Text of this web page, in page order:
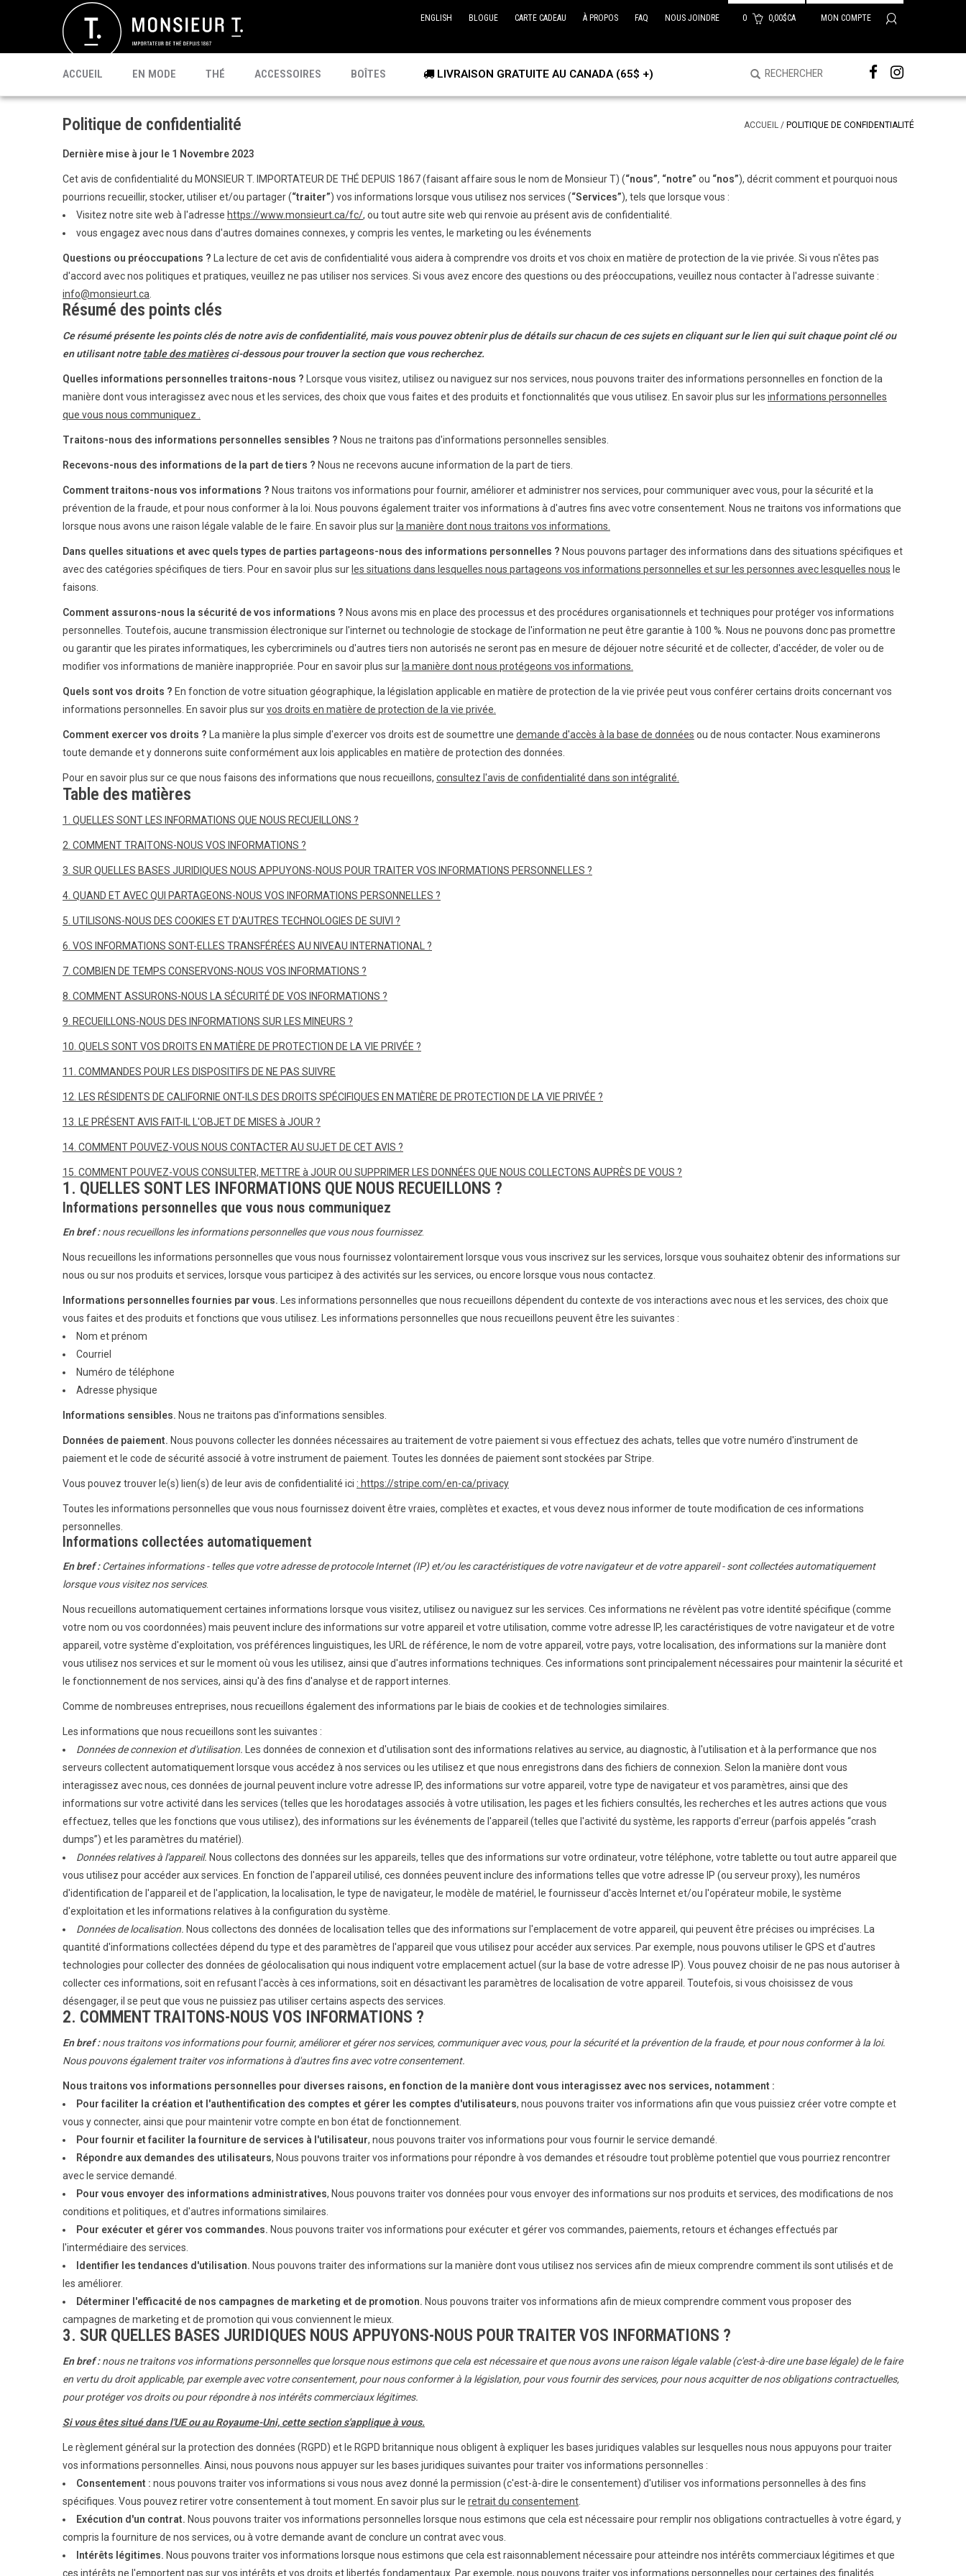
0 0,00$CA MON COMPTE
ENGLISH BLOGUE CARTE CADEAU À PROPOS FAQ NOUS JOINDRE
ACCUEIL EN MODE
CÉLÉBRI T.
PROMO
THÉ
PU'ERH
MATCHA
KOMBUCHA
PRÊT À BOIRE
ACCESSOIRES BOÎTES LIVRAISON GRATUITE AU CANADA (65$ +)
Politique de confidentialité ACCUEIL / POLITIQUE DE CONFIDENTIALITÉ
Dernière mise à jour le 1 Novembre 2023
Cet avis de confidentialité du MONSIEUR T. IMPORTATEUR DE THÉ DEPUIS 1867 (faisant affaire sous le nom de Monsieur T) (“nous”, “notre” ou “nos”), décrit comment et pourquoi nous
pourrions recueillir, stocker, utiliser et/ou partager (“traiter”) vos informations lorsque vous utilisez nos services (“Services”), tels que lorsque vous :
Visitez notre site web à l'adresse https://www.monsieurt.ca/fc/, ou tout autre site web qui renvoie au présent avis de confidentialité.
vous engagez avec nous dans d'autres domaines connexes, y compris les ventes, le marketing ou les événements
Questions ou préoccupations ?
La lecture de cet avis de confidentialité vous aidera à comprendre vos droits et vos choix en matière de protection de la vie privée. Si vous n'êtes pas
d'accord avec nos politiques et pratiques, veuillez ne pas utiliser nos services. Si vous avez encore des questions ou des préoccupations, veuillez nous contacter à l'adresse suivante :
info@monsieurt.ca
Résumé des points clés
Ce résumé présente les points clés de notre avis de confidentialité, mais vous pouvez obtenir plus de détails sur chacun de ces sujets en cliquant sur le lien qui suit chaque point clé ou
en utilisant notretable des matières ci-dessous pour trouver la section que vous recherchez.
Quelles informations personnelles traitons-nous ? Lorsque vous visitez, utilisez ou naviguez sur nos services, nous pouvons traiter des informations personnelles en fonction de la
manière dont vous interagissez avec nous et les services, des choix que vous faites et des produits et fonctionnalités que vous utilisez. En savoir plus sur les informations personnelles
que vous nous communiquez .
Traitons-nous des informations personnelles sensibles ? Nous ne traitons pas d'informations personnelles sensibles.
Recevons-nous des informations de la part de tiers ? Nous ne recevons aucune information de la part de tiers.
Comment traitons-nous vos informations ? Nous traitons vos informations pour fournir, améliorer et administrer nos services, pour communiquer avec vous, pour la sécurité et la
prévention de la fraude, et pour nous conformer à la loi. Nous pouvons également traiter vos informations à d'autres fins avec votre consentement. Nous ne traitons vos informations que
lorsque nous avons une raison légale valable de le faire. En savoir plus sur la manière dont nous traitons vos informations.
Dans quelles situations et avec quels types de parties partageons-nous des informations personnelles ? Nous pouvons partager des informations dans des situations spécifiques et
avec des catégories spécifiques de tiers. Pour en savoir plus sur les situations dans lesquelles nous partageons vos informations personnelles et sur les personnes avec lesquelles nous le
faisons.
Comment assurons-nous la sécurité de vos informations ? Nous avons mis en place des processus et des procédures organisationnels et techniques pour protéger vos informations
personnelles. Toutefois, aucune transmission électronique sur l'internet ou technologie de stockage de l'information ne peut être garantie à 100 %. Nous ne pouvons donc pas promettre
ou garantir que les pirates informatiques, les cybercriminels ou d'autres tiers non autorisés ne seront pas en mesure de déjouer notre sécurité et de collecter, d'accéder, de voler ou de
modifier vos informations de manière inappropriée. Pour en savoir plus sur la manière dont nous protégeons vos informations.
Quels sont vos droits ? En fonction de votre situation géographique, la législation applicable en matière de protection de la vie privée peut vous conférer certains droits concernant vos
informations personnelles. En savoir plus survos droits en matière de protection de la vie privée.
Comment exercer vos droits ? La manière la plus simple d'exercer vos droits est de soumettre une demande d'accès à la base de données ou de nous contacter. Nous examinerons
toute demande et y donnerons suite conformément aux lois applicables en matière de protection des données.
Pour en savoir plus sur ce que nous faisons des informations que nous recueillons, consultez l'avis de confidentialité dans son intégralité.
Table des matières
1. QUELLES SONT LES INFORMATIONS QUE NOUS RECUEILLONS ?
2. COMMENT TRAITONS-NOUS VOS INFORMATIONS ?
3. SUR QUELLES BASES JURIDIQUES NOUS APPUYONS-NOUS POUR TRAITER VOS INFORMATIONS PERSONNELLES ?
4. QUAND ET AVEC QUI PARTAGEONS-NOUS VOS INFORMATIONS PERSONNELLES ?
5. UTILISONS-NOUS DES COOKIES ET D'AUTRES TECHNOLOGIES DE SUIVI ?
6. VOS INFORMATIONS SONT-ELLES TRANSFÉRÉES AU NIVEAU INTERNATIONAL ?
7. COMBIEN DE TEMPS CONSERVONS-NOUS VOS INFORMATIONS ?
8. COMMENT ASSURONS-NOUS LA SÉCURITÉ DE VOS INFORMATIONS ?
9. RECUEILLONS-NOUS DES INFORMATIONS SUR LES MINEURS ?
10. QUELS SONT VOS DROITS EN MATIÈRE DE PROTECTION DE LA VIE PRIVÉE ?
11. COMMANDES POUR LES DISPOSITIFS DE NE PAS SUIVRE
12. LES RÉSIDENTS DE CALIFORNIE ONT-ILS DES DROITS SPÉCIFIQUES EN MATIÈRE DE PROTECTION DE LA VIE PRIVÉE ?
13. LE PRÉSENT AVIS FAIT-IL L'OBJET DE MISES à JOUR ?
14. COMMENT POUVEZ-VOUS NOUS CONTACTER AU SUJET DE CET AVIS ?
15. COMMENT POUVEZ-VOUS CONSULTER, METTRE à JOUR OU SUPPRIMER LES DONNÉES QUE NOUS COLLECTONS AUPRÈS DE VOUS ?
1. QUELLES SONT LES INFORMATIONS QUE NOUS RECUEILLONS ?
Informations personnelles que vous nous communiquez
En bref : nous recueillons les informations personnelles que vous nous fournissez.
Nous recueillons les informations personnelles que vous nous fournissez volontairement lorsque vous vous inscrivez sur les services, lorsque vous souhaitez obtenir des informations sur
nous ou sur nos produits et services, lorsque vous participez à des activités sur les services, ou encore lorsque vous nous contactez.
Informations personnelles fournies par vous. Les informations personnelles que nous recueillons dépendent du contexte de vos interactions avec nous et les services, des choix que
vous faites et des produits et fonctions que vous utilisez. Les informations personnelles que nous recueillons peuvent être les suivantes :
Nom et prénom
Courriel
Numéro de téléphone
Adresse physique
Informations sensibles. Nous ne traitons pas d'informations sensibles.
Données de paiement. Nous pouvons collecter les données nécessaires au traitement de votre paiement si vous effectuez des achats, telles que votre numéro d'instrument de
paiement et le code de sécurité associé à votre instrument de paiement. Toutes les données de paiement sont stockées par Stripe.
Vous pouvez trouver le(s) lien(s) de leur avis de confidentialité ici : https://stripe.com/en-ca/privacy
Toutes les informations personnelles que vous nous fournissez doivent être vraies, complètes et exactes, et vous devez nous informer de toute modification de ces informations
personnelles.
Informations collectées automatiquement
En bref : Certaines informations - telles que votre adresse de protocole Internet (IP) et/ou les caractéristiques de votre navigateur et de votre appareil - sont collectées automatiquement
lorsque vous visitez nos services.
Nous recueillons automatiquement certaines informations lorsque vous visitez, utilisez ou naviguez sur les services. Ces informations ne révèlent pas votre identité spécifique (comme
votre nom ou vos coordonnées) mais peuvent inclure des informations sur votre appareil et votre utilisation, comme votre adresse IP, les caractéristiques de votre navigateur et de votre
appareil, votre système d'exploitation, vos préférences linguistiques, les URL de référence, le nom de votre appareil, votre pays, votre localisation, des informations sur la manière dont
vous utilisez nos services et sur le moment où vous les utilisez, ainsi que d'autres informations techniques. Ces informations sont principalement nécessaires pour maintenir la sécurité et
le fonctionnement de nos services, ainsi qu'à des fins d'analyse et de rapport internes.
Comme de nombreuses entreprises, nous recueillons également des informations par le biais de cookies et de technologies similaires.
Les informations que nous recueillons sont les suivantes :
Données de connexion et d'utilisation. Les données de connexion et d'utilisation sont des informations relatives au service, au diagnostic, à l'utilisation et à la performance que nos
serveurs collectent automatiquement lorsque vous accédez à nos services ou les utilisez et que nous enregistrons dans des fichiers de connexion. Selon la manière dont vous
interagissez avec nous, ces données de journal peuvent inclure votre adresse IP, des informations sur votre appareil, votre type de navigateur et vos paramètres, ainsi que des
informations sur votre activité dans les services (telles que les horodatages associés à votre utilisation, les pages et les fichiers consultés, les recherches et les autres actions que vous
effectuez, telles que les fonctions que vous utilisez), des informations sur les événements de l'appareil (telles que l'activité du système, les rapports d'erreur (parfois appelés “crash
dumps”) et les paramètres du matériel).
Données relatives à l'appareil. Nous collectons des données sur les appareils, telles que des informations sur votre ordinateur, votre téléphone, votre tablette ou tout autre appareil que
vous utilisez pour accéder aux services. En fonction de l'appareil utilisé, ces données peuvent inclure des informations telles que votre adresse IP (ou serveur proxy), les numéros
d'identification de l'appareil et de l'application, la localisation, le type de navigateur, le modèle de matériel, le fournisseur d'accès Internet et/ou l'opérateur mobile, le système
d'exploitation et les informations relatives à la configuration du système.
Données de localisation. Nous collectons des données de localisation telles que des informations sur l'emplacement de votre appareil, qui peuvent être précises ou imprécises. La
quantité d'informations collectées dépend du type et des paramètres de l'appareil que vous utilisez pour accéder aux services. Par exemple, nous pouvons utiliser le GPS et d'autres
technologies pour collecter des données de géolocalisation qui nous indiquent votre emplacement actuel (sur la base de votre adresse IP). Vous pouvez choisir de ne pas nous autoriser à
collecter ces informations, soit en refusant l'accès à ces informations, soit en désactivant les paramètres de localisation de votre appareil. Toutefois, si vous choisissez de vous
désengager, il se peut que vous ne puissiez pas utiliser certains aspects des services.
2. COMMENT TRAITONS-NOUS VOS INFORMATIONS ?
En bref :nous traitons vos informations pour fournir, améliorer et gérer nos services, communiquer avec vous, pour la sécurité et la prévention de la fraude, et pour nous conformer à la loi.
Nous pouvons également traiter vos informations à d'autres fins avec votre consentement.
Nous traitons vos informations personnelles pour diverses raisons, en fonction de la manière dont vous interagissez avec nos services, notamment :
Pour faciliter la création et l'authentification des comptes et gérer les comptes d'utilisateurs, nous pouvons traiter vos informations afin que vous puissiez créer votre compte et
vous y connecter, ainsi que pour maintenir votre compte en bon état de fonctionnement.
Pour fournir et faciliter la fourniture de services à l'utilisateur, nous pouvons traiter vos informations pour vous fournir le service demandé.
Répondre aux demandes des utilisateurs, Nous pouvons traiter vos informations pour répondre à vos demandes et résoudre tout problème potentiel que vous pourriez rencontrer
avec le service demandé.
Pour vous envoyer des informations administratives, Nous pouvons traiter vos données pour vous envoyer des informations sur nos produits et services, des modifications de nos
conditions et politiques, et d'autres informations similaires.
Pour exécuter et gérer vos commandes. Nous pouvons traiter vos informations pour exécuter et gérer vos commandes, paiements, retours et échanges effectués par
l'intermédiaire des services.
Identifier les tendances d'utilisation. Nous pouvons traiter des informations sur la manière dont vous utilisez nos services afin de mieux comprendre comment ils sont utilisés et de
les améliorer.
Déterminer l'efficacité de nos campagnes de marketing et de promotion. Nous pouvons traiter vos informations afin de mieux comprendre comment vous proposer des
campagnes de marketing et de promotion qui vous conviennent le mieux.
3. SUR QUELLES BASES JURIDIQUES NOUS APPUYONS-NOUS POUR TRAITER VOS INFORMATIONS ?
En bref :nous ne traitons vos informations personnelles que lorsque nous estimons que cela est nécessaire et que nous avons une raison légale valable (c'est-à-dire une base légale) de le faire
en vertu du droit applicable, par exemple avec votre consentement, pour nous conformer à la législation, pour vous fournir des services, pour nous acquitter de nos obligations contractuelles,
pour protéger vos droits ou pour répondre à nos intérêts commerciaux légitimes.
Si vous êtes situé dans l'UE ou au Royaume-Uni, cette section s'applique à vous.
Le règlement général sur la protection des données (RGPD) et le RGPD britannique nous obligent à expliquer les bases juridiques valables sur lesquelles nous nous appuyons pour traiter
vos informations personnelles. Ainsi, nous pouvons nous appuyer sur les bases juridiques suivantes pour traiter vos informations personnelles :
Consentement : nous pouvons traiter vos informations si vous nous avez donné la permission (c'est-à-dire le consentement) d'utiliser vos informations personnelles à des fins
spécifiques. Vous pouvez retirer votre consentement à tout moment. En savoir plus sur le retrait du consentement
Exécution d'un contrat. Nous pouvons traiter vos informations personnelles lorsque nous estimons que cela est nécessaire pour remplir nos obligations contractuelles à votre égard, y
compris la fourniture de nos services, ou à votre demande avant de conclure un contrat avec vous.
Intérêts légitimes. Nous pouvons traiter vos informations lorsque nous estimons que cela est raisonnablement nécessaire pour atteindre nos intérêts commerciaux légitimes et que
ces intérêts ne l'emportent pas sur vos intérêts et vos droits et libertés fondamentaux. Par exemple, nous pouvons traiter vos informations personnelles pour certaines des finalités